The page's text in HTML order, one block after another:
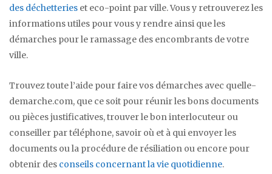
des déchetteries et eco-point par ville. Vous y retrouverez les
informations utiles pour vous y rendre ainsi que les
démarches pour le ramassage des encombrants de votre
ville.
Trouvez toute l’aide pour faire vos démarches avec quelle-
demarche.com, que ce soit pour réunir les bons documents
ou pièces justificatives, trouver le bon interlocuteur ou
conseiller par téléphone, savoir où et à qui envoyer les
documents ou la procédure de résiliation ou encore pour
obtenir des conseils concernant la vie quotidienne.